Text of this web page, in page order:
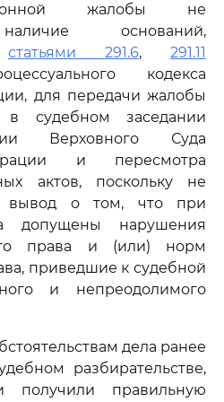
жалобы не
оснований,
статьями 291.6, 291.11
кодекса
для передачи жалобы
в судебном заседании
Верховного Суда
и пересмотра
актов, поскольку не
вывод о том, что при
допущены нарушения
права и (или) норм
приведшие к судебной
и непреодолимого
дела ранее
разбирательстве,
получили правильную